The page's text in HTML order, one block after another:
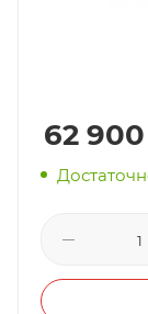
62 900